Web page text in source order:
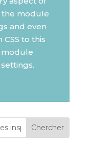
the module
and even
to this
module